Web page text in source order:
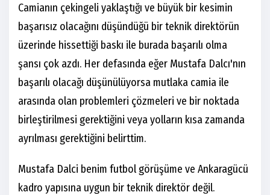
Camianın çekingeli yaklaştığı ve büyük bir kesimin
başarısız olacağını düşündüğü bir teknik direktörün
üzerinde hissettiği baskı ile burada başarılı olma
şansı çok azdı. Her defasında eğer Mustafa Dalcı'nın
başarılı olacağı düşünülüyorsa mutlaka camia ile
arasında olan problemleri çözmeleri ve bir noktada
birleştirilmesi gerektiğini veya yolların kısa zamanda
ayrılması gerektiğini belirttim.
Mustafa Dalci benim futbol görüşüme ve Ankaragücü
kadro yapısına uygun bir teknik direktör değil.